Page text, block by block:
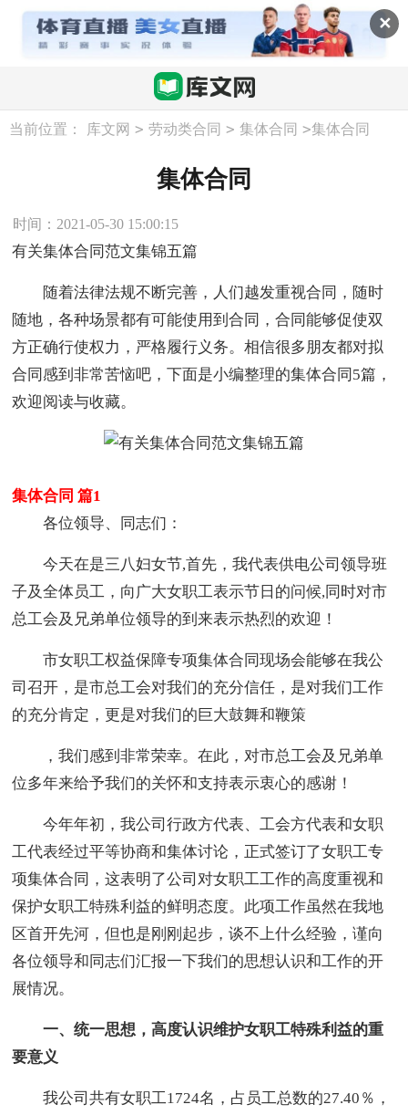
✕
当前位置： 库文网 > 劳动类合同 > 集体合同 >集体合同
集体合同
时间：2021-05-30 15:00:15
有关集体合同范文集锦五篇
随着法律法规不断完善，人们越发重视合同，随时
随地，各种场景都有可能使用到合同，合同能够促使双
方正确行使权力，严格履行义务。相信很多朋友都对拟
合同感到非常苦恼吧，下面是小编整理的集体合同5篇，
欢迎阅读与收藏。
集体合同 篇1
各位领导、同志们：
今天在是三八妇女节,首先，我代表供电公司领导班
子及全体员工，向广大女职工表示节日的问候,同时对市
总工会及兄弟单位领导的到来表示热烈的欢迎！
市女职工权益保障专项集体合同现场会能够在我公
司召开，是市总工会对我们的充分信任，是对我们工作
的充分肯定，更是对我们的巨大鼓舞和鞭策
，我们感到非常荣幸。在此，对市总工会及兄弟单
位多年来给予我们的关怀和支持表示衷心的感谢！
今年年初，我公司行政方代表、工会方代表和女职
工代表经过平等协商和集体讨论，正式签订了女职工专
项集体合同，这表明了公司对女职工工作的高度重视和
保护女职工特殊利益的鲜明态度。此项工作虽然在我地
区首开先河，但也是刚刚起步，谈不上什么经验，谨向
各位领导和同志们汇报一下我们的思想认识和工作的开
展情况。
一、统一思想，高度认识维护女职工特殊利益的重
要意义
我公司共有女职工1724名，占员工总数的27.40％，